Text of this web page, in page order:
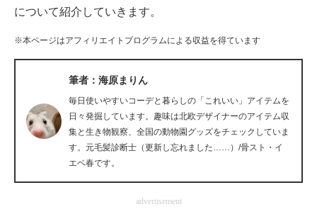
AI活用のいまが分かる
企業ITのトレンドを詳説
経営リーダーのコミュニティ
ITエンジニア向け専門サイト
について紹介していきます。
※本ページはアフィリエイトプログラムによる収益を得ています
筆者：海原まりん
毎日使いやすいコーデと暮らしの「これいい」アイテムを
日々発掘しています。趣味は北欧デザイナーのアイテム収
集と生き物観察、全国の動物園グッズをチェックしていま
す。元毛髪診断士（更新し忘れました……）/骨スト・イ
エベ春です。
advertisement